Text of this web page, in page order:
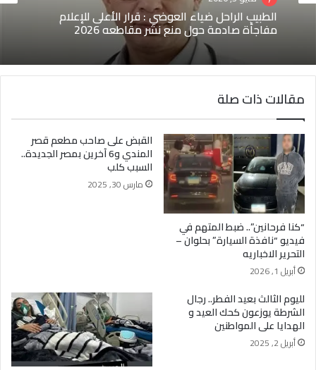
الطبيب الراحل ضياء العوضي : قرار الأعلى للإعلام
مفاجأة صادمة حول منع نشر مقاطعه 2026
مقالات ذات صلة
“كنا فرحانين”.. ضبط المتهم في
فيديو “نافذة السيارة” بحلوان –
التحرير الاخباريه
أبريل 1, 2026
القبض على صاحب مطعم قصر
المندي و6 آخرين بمصر الجديدة..
السبب كلب
مارس 30, 2025
لليوم الثالث بعيد الفطر.. رجال
الشرطة يوزعون كحك العيد و
الهدايا على المواطنين
أبريل 2, 2025